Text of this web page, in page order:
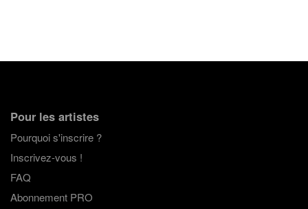
Pour les artistes
Pourquoi s'inscrire ?
Inscrivez-vous !
FAQ
Abonnement PRO